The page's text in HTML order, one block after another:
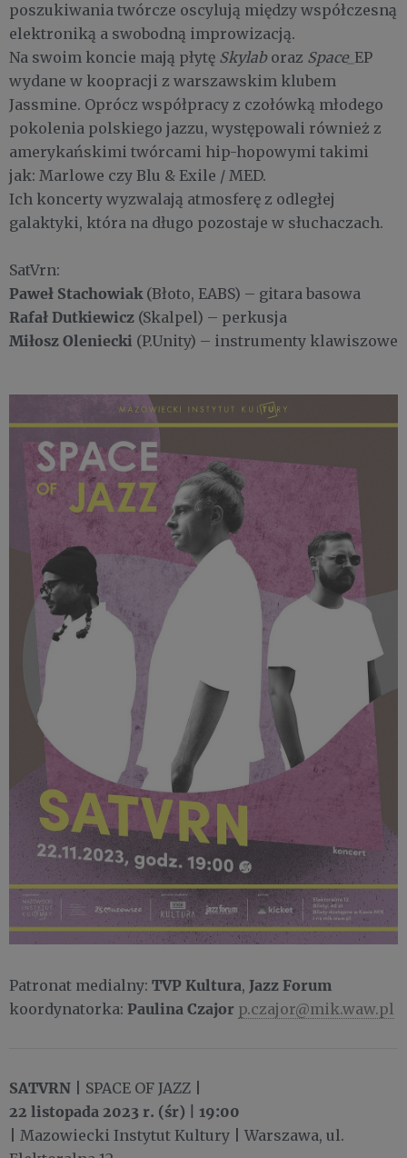
poszukiwania twórcze oscylują między współczesną
elektroniką a swobodną improwizacją.
Na swoim koncie mają płytę Skylaboraz Space_ EP
wydane w koopracji z warszawskim klubem
Jassmine. Oprócz współpracy z czołówką młodego
pokolenia polskiego jazzu, występowali również z
amerykańskimi twórcami hip-hopowymi takimi
jak: Marlowe czy Blu & Exile / MED.
Ich koncerty wyzwalają atmosferę z odległej
galaktyki, która na długo pozostaje w słuchaczach.
SatVrn:
Paweł Stachowiak(Błoto, EABS) – gitara basowa
Rafał Dutkiewicz (Skalpel) – perkusja
Miłosz Oleniecki (P.Unity) – instrumenty klawiszowe
Patronat medialny: TVP Kultura, Jazz Forum
koordynatorka: Paulina Czajor p.czajor@mik.waw.pl
SATVRN | SPACE OF JAZZ |
22 listopada 2023 r. (śr) | 19:00
| Mazowiecki Instytut Kultury | Warszawa, ul.